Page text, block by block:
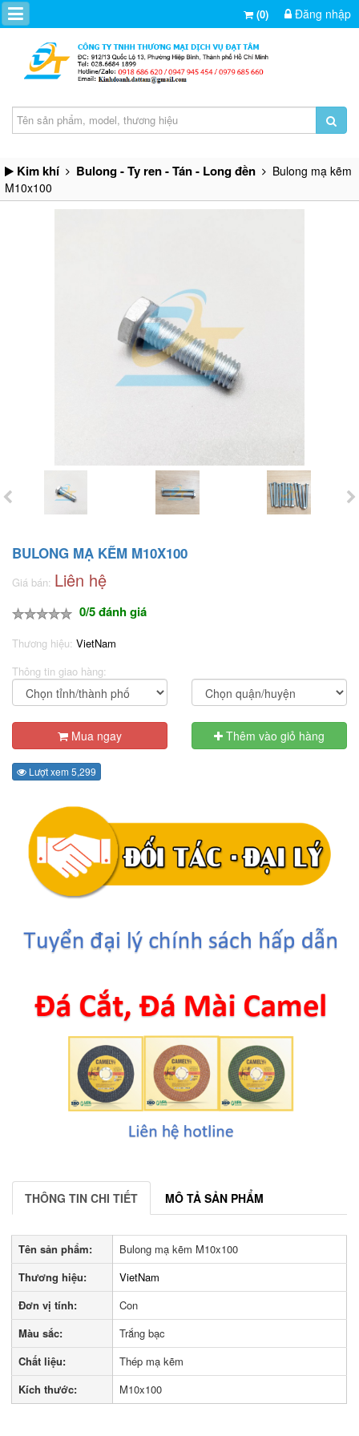
(0) Đăng nhập
Kim khí Bulong - Ty ren - Tán - Long đền
Bulong mạ kẽm
M10x100
BULONG MẠ KẼM M10X100
Giá bán: Liên hệ
0/5 đánh giá
Thương hiệu: VietNam
Thông tin giao hàng:
Mua ngay Thêm vào giỏ hàng
Lượt xem 5,299
THÔNG TIN CHI TIẾT MÔ TẢ SẢN PHẨM
Tên sản phẩm:
Bulong mạ kẽm M10x100
Thương hiệu:
VietNam
Đơn vị tính:
Con
Màu sắc:
Trắng bạc
Chất liệu:
Thép mạ kẽm
Kích thước:
M10x100